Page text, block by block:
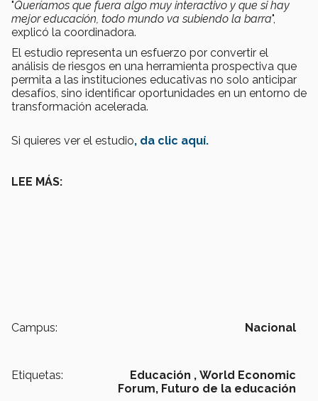
"Queríamos que fuera algo muy interactivo y que si hay
mejor educación, todo mundo va subiendo la barra",
explicó la coordinadora.
El estudio representa un esfuerzo por convertir el
análisis de riesgos en una herramienta prospectiva que
permita a las instituciones educativas no solo anticipar
desafíos, sino identificar oportunidades en un entorno de
transformación acelerada.
Si quieres ver el estudio, da clic aquí.
LEE MÁS:
Campus: Nacional
Etiquetas: Educación , World Economic
Forum, Futuro de la educación